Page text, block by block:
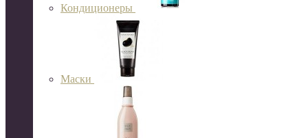
Кондиционеры
Маски